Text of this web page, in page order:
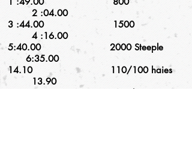
2 :04.00
3 :44.00 1500
4 :16.00
5:40.00 2000 Steeple
6:35.00
14.10 110/100 haies
13.90
52.00 400 haies